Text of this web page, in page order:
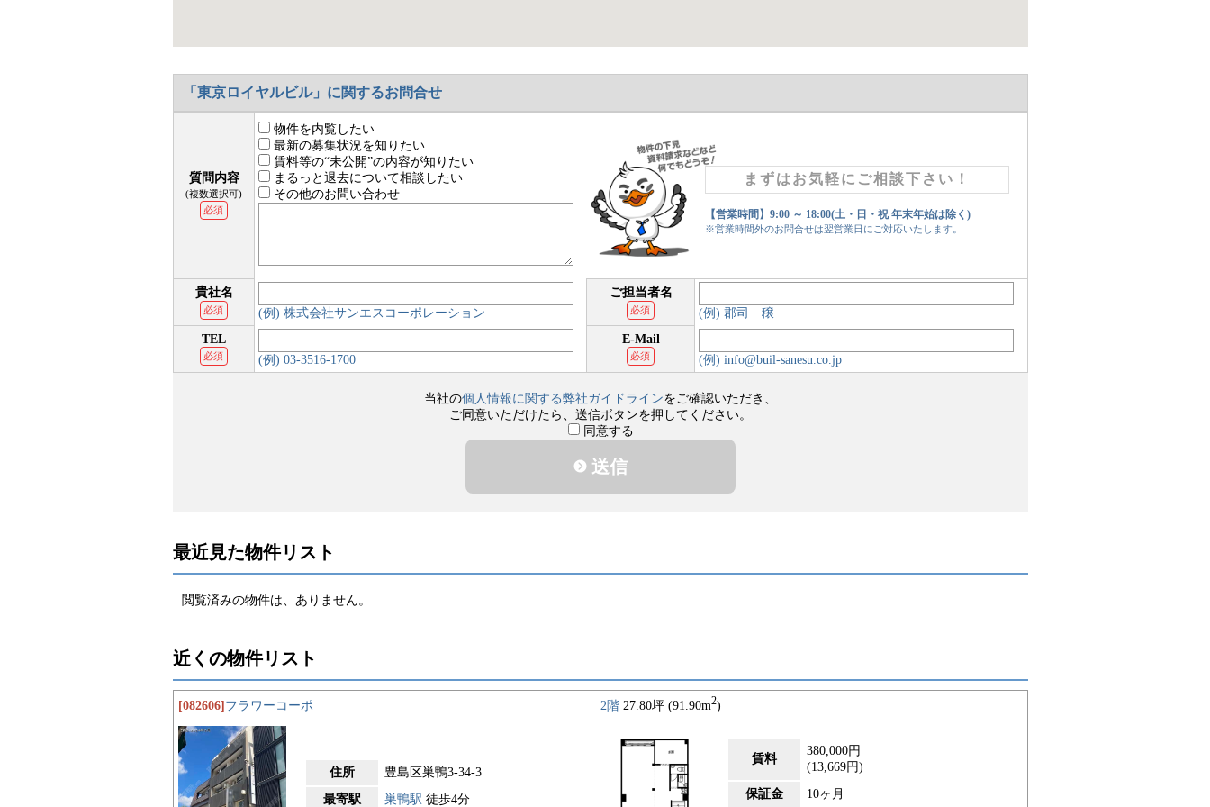
「東京ロイヤルビル」に関するお問合せ
質問内容
(複数選択可)
必須
物件を内覧したい
最新の募集状況を知りたい
賃料等の“未公開”の内容が知りたい
まるっと退去について相談したい
その他のお問い合わせ
まずはお気軽にご相談下さい！
【営業時間】9:00 ～ 18:00(土・日・祝 年末年始は除く)
※営業時間外のお問合せは翌営業日にご対応いたします。
貴社名
必須 (例) 株式会社サンエスコーポレーション
ご担当者名
必須
(例) 郡司 穣
TEL
必須 (例) 03-3516-1700
E-Mail
必須 (例) info@buil-sanesu.co.jp
当社の個人情報に関する弊社ガイドラインをご確認いただき、
ご同意いただけたら、送信ボタンを押してください。
同意する
送信
最近見た物件リスト
閲覧済みの物件は、ありません。
近くの物件リスト
[082606]フラワーコーポ 2階 27.80坪 (91.90m2)
住所
豊島区巣鴨3-34-3
最寄駅
巣鴨駅 徒歩4分
賃料
380,000円
(13,669円)
保証金
10ヶ月